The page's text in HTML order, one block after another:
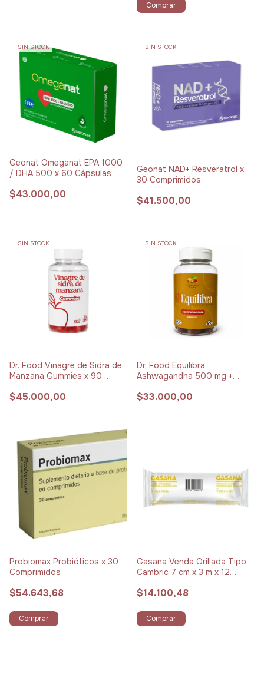
Comprar
SIN STOCK
Geonat Omeganat EPA 1000
/ DHA 500 x 60 Cápsulas
$43.000,00
SIN STOCK
Geonat NAD+ Resveratrol x
30 Comprimidos
$41.500,00
SIN STOCK
Dr. Food Vinagre de Sidra de
Manzana Gummies x 90
$45.000,00
SIN STOCK
Dr. Food Equilibra
Ashwagandha 500 mg +
unidades
$33.000,00
Probiomax Probióticos x 30
Comprimidos
$54.643,68
Comprar
Gasana Venda Orillada Tipo
Cambric 7 cm x 3 m x 12
$14.100,48
Comprar